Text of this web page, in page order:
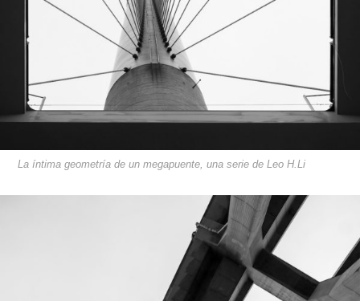
La íntima geometría de un megapuente, una serie de Leo H.Li